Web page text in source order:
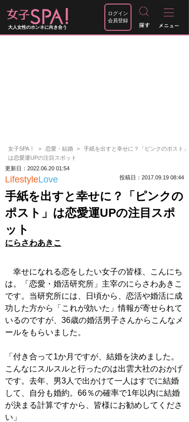
大人女性のホンネに向き合う
ログイン
会員登録
女子SPA！ 恋愛・結婚
手紙を出すと幸せに？「ピンクのポスト」
は恋愛運UPの注目スポット
更新日：2022.06.20 01:54
LifestyleLove 投稿日：2017.09.19 08:44
手紙を出すと幸せに？「ピンクの
ポスト」は恋愛運UPの注目スポ
ット
にらさわあきこ
幸せになれる恋をしたい女子の皆様、こんにち
は。「恋愛・婚活研究所」主宰のにらさわあきこ
です。当研究所には、日頃から、恋活や婚活に成
功した方から「これが効いた」情報が寄せられて
いるのですが、36歳の婚活男子さんからこんなメ
ールをもらいました。
「付き合って1か月ですが、結婚を決めました。
こんなにスルスルと行ったのは出雲大社のおかげ
です。去年、男3人で出かけて一人はすでに結婚
して、自分も婚約。66％の確率で1年以内に結婚
が決まる計算ですから、皆様にお勧めしてくださ
い」